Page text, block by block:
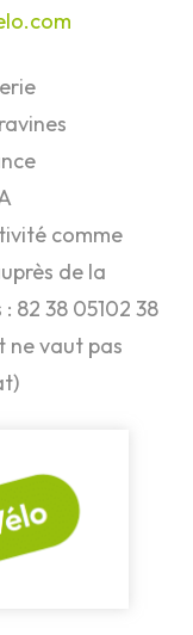
comme
de la
82 38 05102 38
ne vaut pas